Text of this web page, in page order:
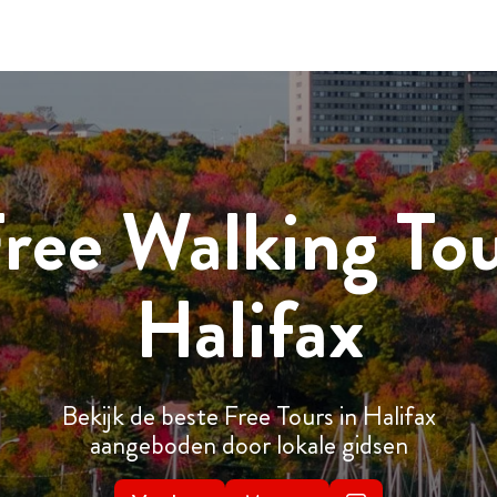
Walking
Halifax
Bekijk de beste Free Tours in Halifax
aangeboden door lokale gidsen